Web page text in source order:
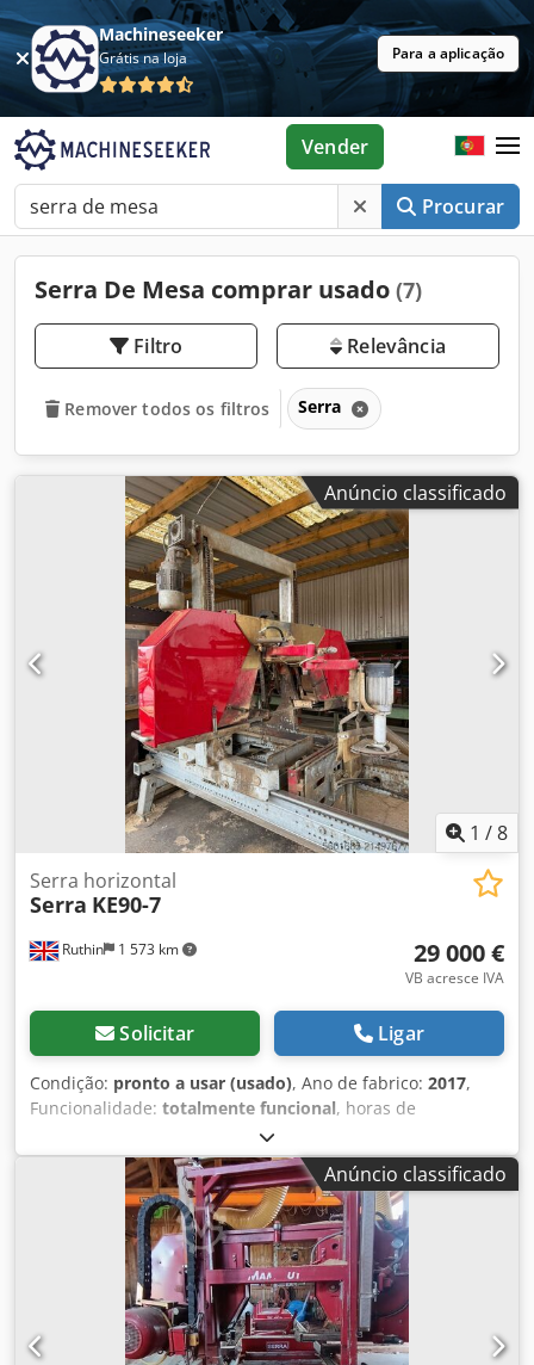
Machineseeker
Grátis na loja Para a aplicação
Procurar
Vender
Serra De Mesa comprar usado (7)
Filtro Relevância
Remover todos os filtros Serra
Anúncio classificado
1 /8
Ruthin 1 573 km
Serra horizontal
Serra KE90-7
29 000 €
VB acresce IVA
Solicitar Ligar
Condição: pronto a usar (usado), Ano de fabrico: 2017,
Funcionalidade: totalmente funcional, horas de
, potência:
largura de corte (máx.):900 mm, Esta máquina vem com
um empurrador hidráulico de toras Woodmizer. Tem um
comprimento de corte de 7 m e motor da serra de 18,5 kW.
Dedpfxeyub Iqj Adwskr
Anúncio classificado